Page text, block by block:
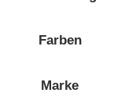
Farben
Marke